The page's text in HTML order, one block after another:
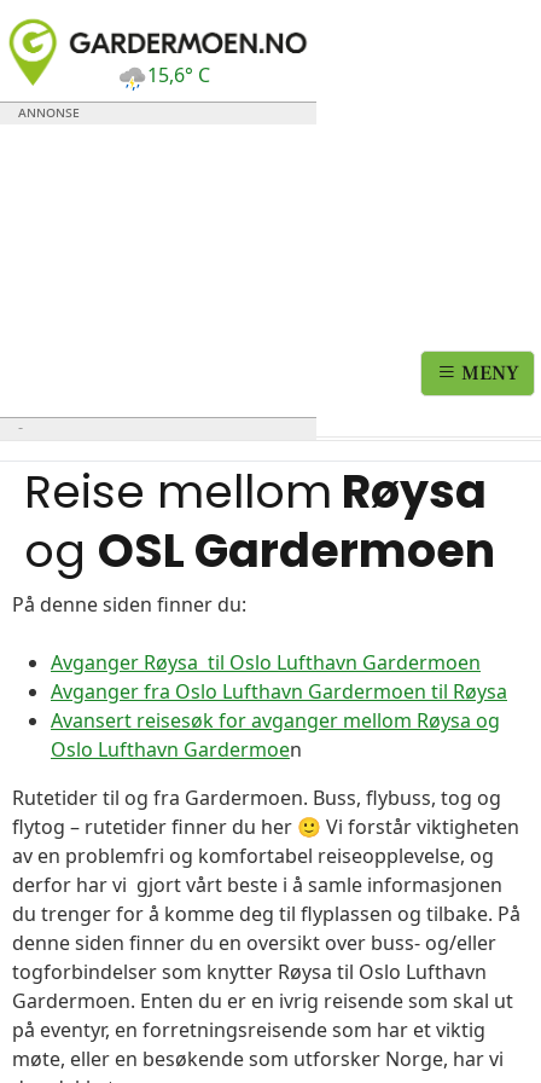
15,6° C
MENY
Reise mellom Røysa
og OSL Gardermoen
På denne siden finner du:
Avganger Røysa til Oslo Lufthavn Gardermoen
Avganger fra Oslo Lufthavn Gardermoen til Røysa
Avansert reisesøk for avganger mellom Røysa og
Oslo Lufthavn Gardermoen
Rutetider til og fra Gardermoen. Buss, flybuss, tog og
flytog – rutetider finner du her 🙂 Vi forstår viktigheten
av en problemfri og komfortabel reiseopplevelse, og
derfor har vi gjort vårt beste i å samle informasjonen
du trenger for å komme deg til flyplassen og tilbake. På
denne siden finner du en oversikt over buss- og/eller
togforbindelser som knytter Røysa til Oslo Lufthavn
Gardermoen. Enten du er en ivrig reisende som skal ut
på eventyr, en forretningsreisende som har et viktig
møte, eller en besøkende som utforsker Norge, har vi